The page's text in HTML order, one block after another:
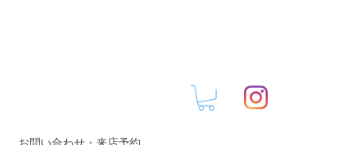
お問い合わせ・来店予約